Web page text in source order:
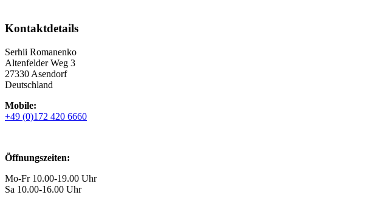
Kontaktdetails
Serhii Romanenko
Altenfelder Weg 3
27330 Asendorf
Deutschland
Mobile:
+49 (0)172 420 6660
Öffnungszeiten:
Mo-Fr 10.00-19.00 Uhr
Sa 10.00-16.00 Uhr